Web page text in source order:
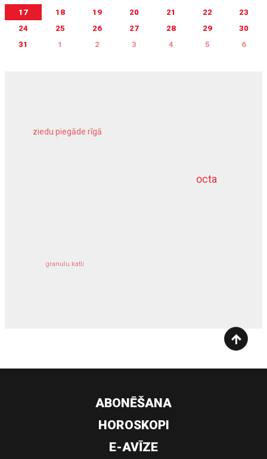
17
18 19 20 21 22
23
24
25 26 27 28 29
30
31
1 2 3 4 5 6
octa
ziedu piegāde rīgā
granulu katli
dziļurbums
ABONĒŠANA
HOROSKOPI
E-AVĪZE